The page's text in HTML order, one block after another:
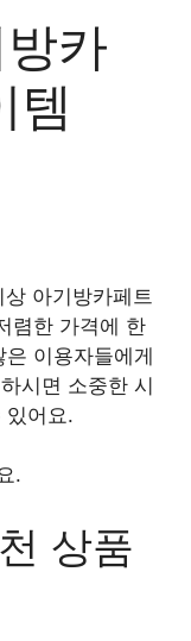
카
템
아기방카페트
렴한 가격에 한
이용자들에게
시면 소중한 시
있어요.
.
상품